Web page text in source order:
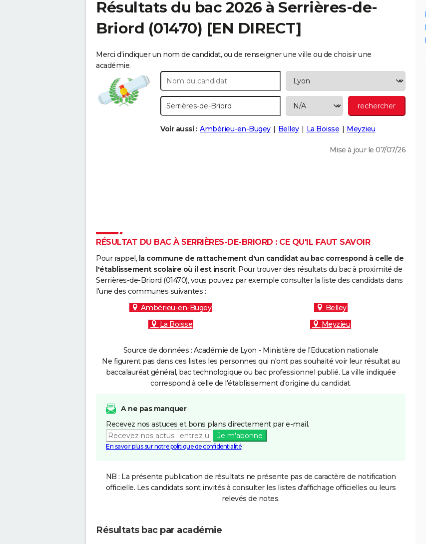
Résultats du bac 2026 à Serrières-de-
Briord (01470) [EN DIRECT]
Merci d'indiquer un nom de candidat, ou de renseigner une ville ou de choisir une
académie.
Voir aussi : Ambérieu-en-Bugey Belley La Boisse Meyzieu
Mise à jour le 07/07/26
RÉSULTAT DU BAC À SERRIÈRES-DE-BRIORD : CE QU'IL FAUT SAVOIR
Pour rappel, la commune de rattachement d'un candidat au bac correspond à celle de
l'établissement scolaire où il est inscrit. Pour trouver des résultats du bac à proximité de
Serrières-de-Briord (01470), vous pouvez par exemple consulter la liste des candidats dans
l'une des communes suivantes :
Ambérieu-en-Bugey
Belley
La Boisse
Meyzieu
Source de données : Académie de Lyon - Ministère de l'Education nationale
Ne figurent pas dans ces listes les personnes qui n'ont pas souhaité voir leur résultat au
baccalauréat général, bac technologique ou bac professionnel publié. La ville indiquée
correspond à celle de l'établissement d'origine du candidat.
A ne pas manquer
Recevez nos astuces et bons plans directement par e-mail.
Je m'abonne
En savoir plus sur notre politique de confidentialité
NB : La présente publication de résultats ne présente pas de caractère de notification
officielle. Les candidats sont invités à consulter les listes d'affichage officielles ou leurs
relevés de notes.
Résultats bac par académie